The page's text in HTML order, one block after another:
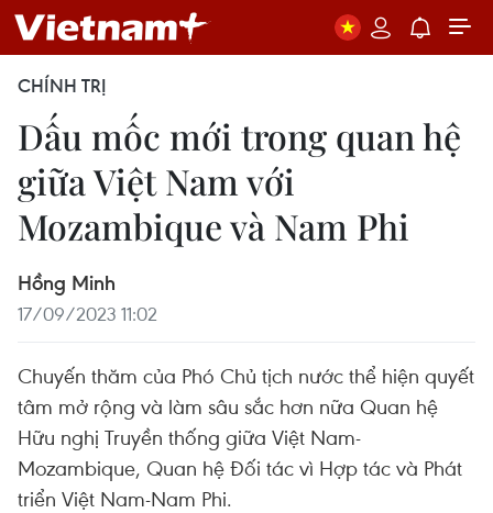
CHÍNH TRỊ
Dấu mốc mới trong quan hệ
giữa Việt Nam với
Mozambique và Nam Phi
Hồng Minh
17/09/2023 11:02
Chuyến thăm của Phó Chủ tịch nước thể hiện quyết
tâm mở rộng và làm sâu sắc hơn nữa Quan hệ
Hữu nghị Truyền thống giữa Việt Nam-
Mozambique, Quan hệ Đối tác vì Hợp tác và Phát
triển Việt Nam-Nam Phi.